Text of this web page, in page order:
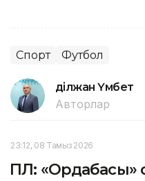
Спорт Футбол
Әділжан Үмбет
Авторлар
23:12, 08 Тамыз 2026
ҚПЛ: «Ордабасы»